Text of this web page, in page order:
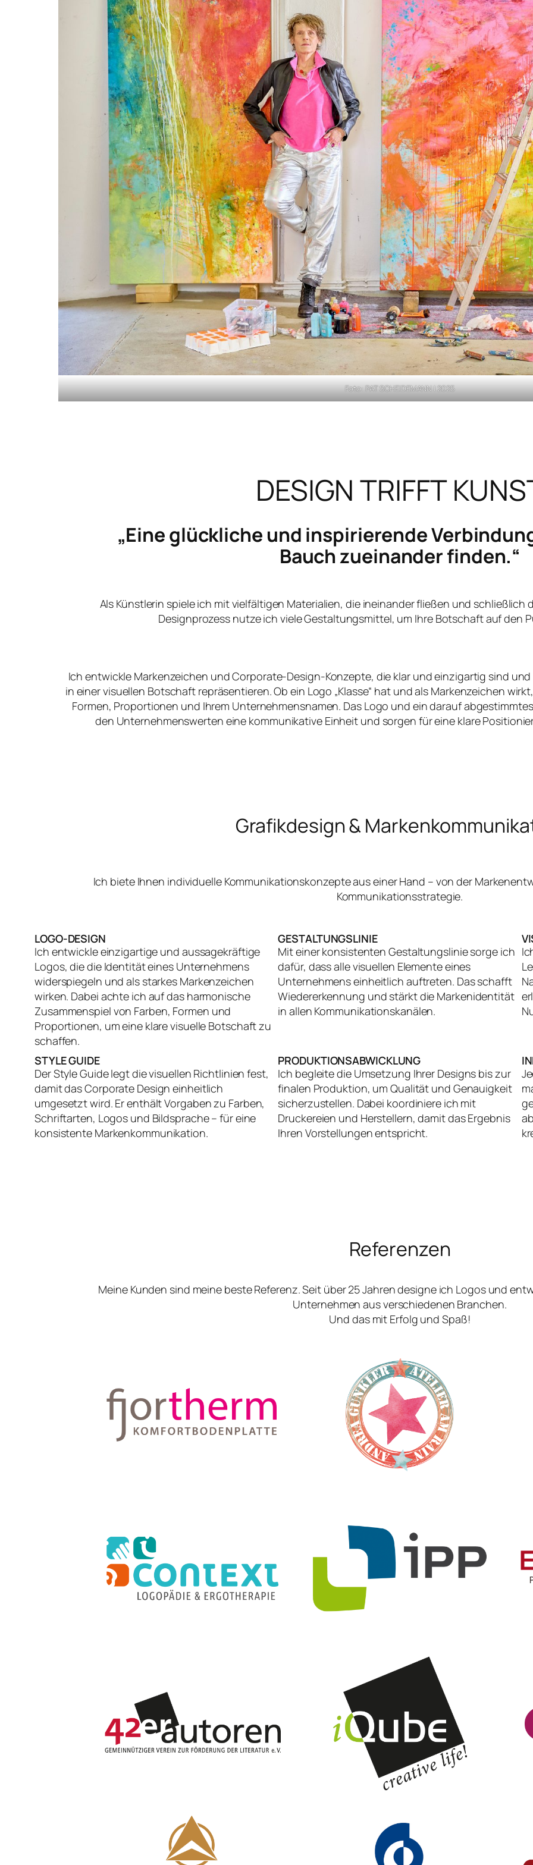
Foto: PAT SCHEIDEMANN | 2025
DESIGN TRIFFT
„Eine glückliche und inspirierende
Bauch zueinander finden.“
Als Künstlerin spiele ich mit vielfältigen Materialien, die ineinander fließen und schließlich
Designprozess nutze ich viele Gestaltungsmittel, um Ihre Botschaft auf den
Ich entwickle Markenzeichen und Corporate-Design-Konzepte, die klar und einzigartig sind
in einer visuellen Botschaft repräsentieren. Ob ein Logo „Klasse“ hat und als Markenzeichen
Formen, Proportionen und Ihrem Unternehmensnamen. Das Logo und ein darauf
den Unternehmenswerten eine kommunikative Einheit und sorgen für eine klare
Grafikdesign &
Ich biete Ihnen individuelle Kommunikationskonzepte aus einer Hand – von der
Kommunikationsstrategie.
LOGO-DESIGN
Ich entwickle einzigartige und aussagekräftige
Logos, die die Identität eines Unternehmens
widerspiegeln und als starkes Markenzeichen
wirken. Dabei achte ich auf das harmonische
Zusammenspiel von Farben, Formen und
Proportionen, um eine klare visuelle Botschaft zu
schaffen.
GESTALTUNGSLINIE
Mit einer konsistenten Gestaltungslinie sorge ich
dafür, dass alle visuellen Elemente eines
Unternehmens einheitlich auftreten. Das schafft
Wiedererkennung und stärkt die Markenidentität
in allen Kommunikationskanälen.
STYLE GUIDE
Der Style Guide legt die visuellen Richtlinien fest,
damit das Corporate Design einheitlich
umgesetzt wird. Er enthält Vorgaben zu Farben,
Schriftarten, Logos und Bildsprache – für eine
konsistente Markenkommunikation.
PRODUKTIONSABWICKLUNG
Ich begleite die Umsetzung Ihrer Designs bis zur
finalen Produktion, um Qualität und Genauigkeit
sicherzustellen. Dabei koordiniere ich mit
Druckereien und Herstellern, damit das Ergebnis
Ihren Vorstellungen entspricht.
Referenzen
Meine Kunden sind meine beste Referenz. Seit über 25 Jahren designe ich Logos und
Unternehmen aus verschiedenen Branchen.
Und das mit Erfolg und Spaß!